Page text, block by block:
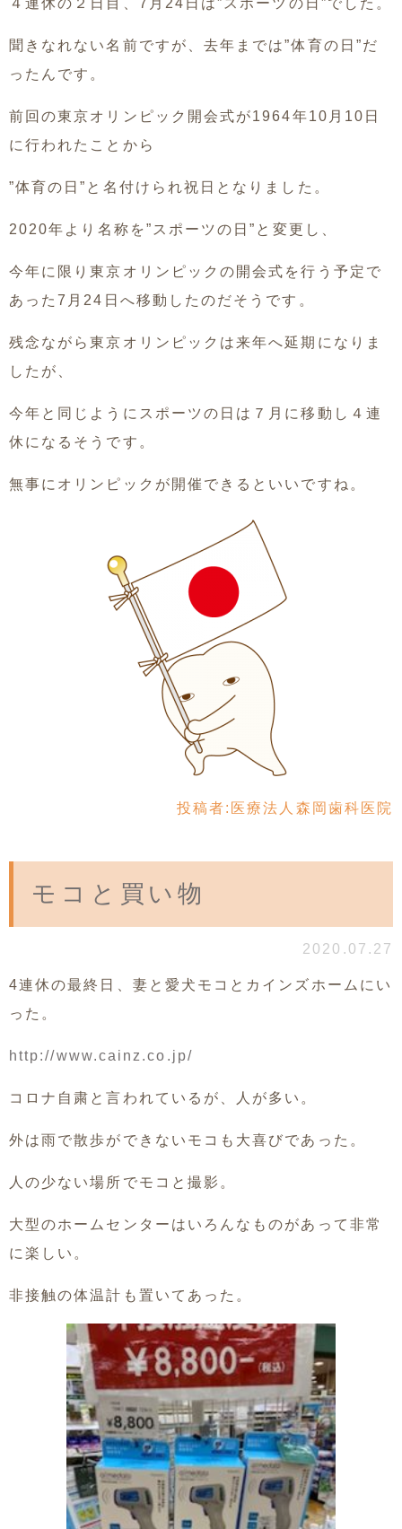
聞きなれない名前ですが、去年までは”体育の日”だ
ったんです。
前回の東京オリンピック開会式が1964年10月10日
に行われたことから
”体育の日”と名付けられ祝日となりました。
2020年より名称を”スポーツの日”と変更し、
今年に限り東京オリンピックの開会式を行う予定で
あった7月24日へ移動したのだそうです。
残念ながら東京オリンピックは来年へ延期になりま
したが、
今年と同じようにスポーツの日は７月に移動し４連
休になるそうです。
無事にオリンピックが開催できるといいですね。
投稿者: 医療法人森岡歯科医院
モコと買い物
2020.07.27
4連休の最終日、妻と愛犬モコとカインズホームにい
った。
http://www.cainz.co.jp/
コロナ自粛と言われているが、人が多い。
外は雨で散歩ができないモコも大喜びであった。
人の少ない場所でモコと撮影。
大型のホームセンターはいろんなものがあって非常
に楽しい。
非接触の体温計も置いてあった。